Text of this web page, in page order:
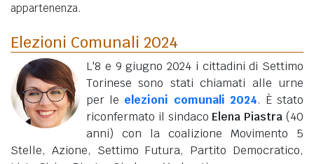
appartenenza.
Elezioni Comunali 2024
L'8 e 9 giugno 2024 i cittadini di Settimo
Torinese sono stati chiamati alle urne
per le elezioni comunali 2024. È stato
riconfermato il sindaco Elena Piastra (40
anni) con la coalizione Movimento 5
Stelle, Azione, Settimo Futura, Partito Democratico,